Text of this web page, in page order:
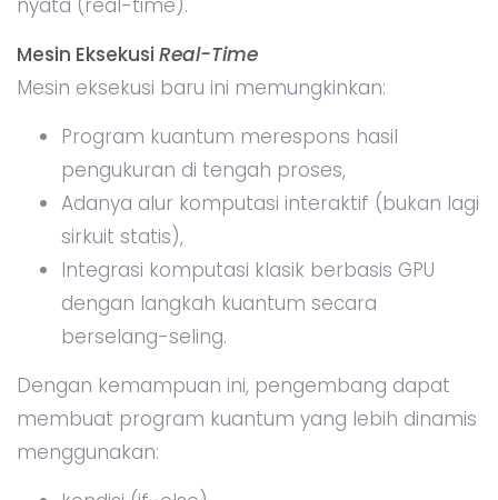
nyata (real-time).
Mesin Eksekusi Real-Time
Mesin eksekusi baru ini memungkinkan:
Program kuantum merespons hasil
pengukuran di tengah proses,
Adanya alur komputasi interaktif (bukan lagi
sirkuit statis),
Integrasi komputasi klasik berbasis GPU
dengan langkah kuantum secara
berselang-seling.
Dengan kemampuan ini, pengembang dapat
membuat program kuantum yang lebih dinamis
menggunakan: